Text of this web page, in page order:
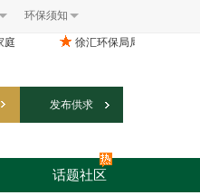
环保须知
发布供求
话题社区